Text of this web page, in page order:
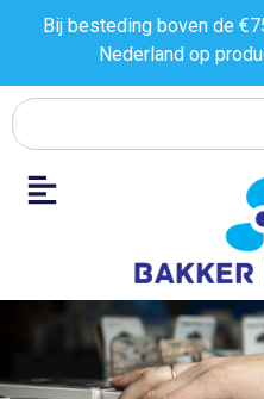
Bij besteding boven de
Nederland op